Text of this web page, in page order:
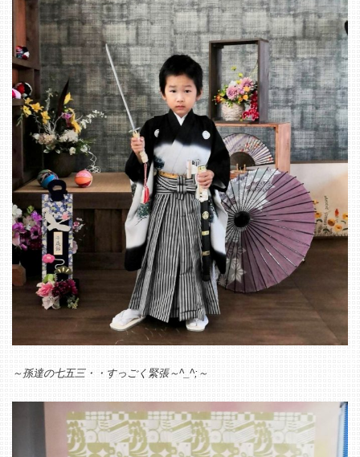
～孫達の七五三・・すっごく緊張～^_^;～